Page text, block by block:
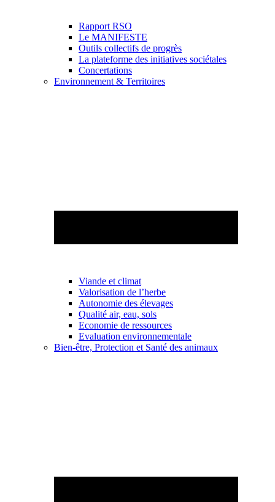
Rapport RSO
Le MANIFESTE
Outils collectifs de progrès
La plateforme des initiatives sociétales
Concertations
Environnement & Territoires
Viande et climat
Valorisation de l’herbe
Autonomie des élevages
Qualité air, eau, sols
Economie de ressources
Evaluation environnementale
Bien-être, Protection et Santé des animaux